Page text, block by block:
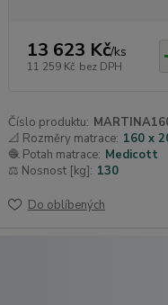
13 623 Kč/ks
11 259 Kč bez DPH
Číslo produktu:
📐 Rozměry matrace: 160 x
🧶 Potah matrace: Medicott
⚖️ Nosnost [kg]: 130
Do oblíbených